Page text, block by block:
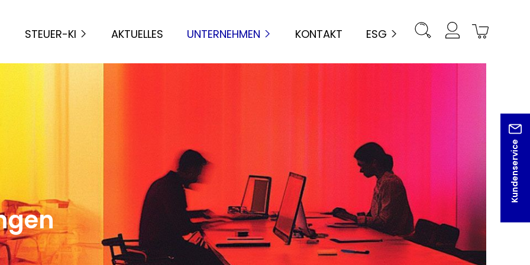
STEUER-KI AKTUELLES UNTERNEHMEN KONTAKT ESG
Kundenservice